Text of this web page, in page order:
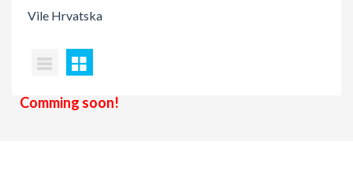
Vile Hrvatska
Comming soon!